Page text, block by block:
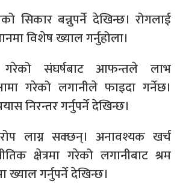
सिकार बन्नुपर्ने देखिन्छ। रोगलाई
विशेष ख्याल गर्नुहोला।
संघर्षबाट आफन्तले लाभ
गरेको लगानीले फाइदा गर्नेछ।
निरन्तर गर्नुपर्ने देखिन्छ।
लाग्न सक्छन्। अनावश्यक खर्च
क्षेत्रमा गरेको लगानीबाट श्रम
गर्नुपर्ने देखिन्छ।